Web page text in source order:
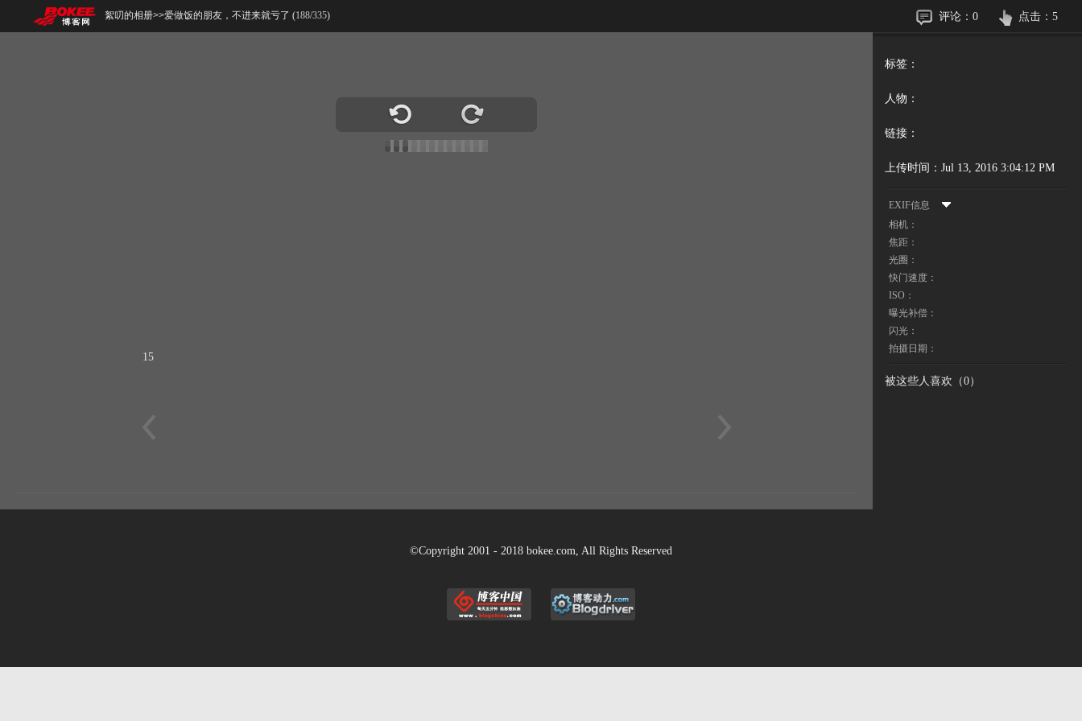
絮叨的相册>>爱做饭的朋友，不进来就亏了 (188/335) 点击： 5
评论： 0
标签：
人物：
链接：
上传时间： Jul 13, 2016 3:04:12 PM
EXIF信息
相机：
焦距：
光圈：
快门速度：
ISO：
曝光补偿：
闪光：
拍摄日期：
被这些人喜欢（0）
15
©Copyright 2001 - 2018 bokee.com, All Rights Reserved